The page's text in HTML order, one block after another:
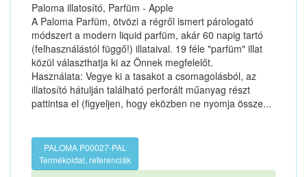
Paloma illatosító, Parfüm - Apple
A Paloma Parfüm, ötvözi a régről ismert párologató
módszert a modern liquid parfüm, akár 60 napig tartó
(felhasználástól függő!) illataival. 19 féle "parfüm" illat
közül választhatja ki az Önnek megfelelőt.
Használata: Vegye ki a tasakot a csomagolásból, az
illatosító hátulján található perforált műanyag részt
pattintsa el (figyeljen, hogy eközben ne nyomja össze...
PALOMA P00027-PAL
Termékoldal, referenciák